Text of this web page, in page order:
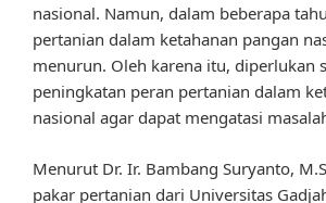
nasional. Namun, dalam beberapa
pertanian dalam ketahanan pangan
menurun. Oleh karena itu, diperlukan
peningkatan peran pertanian dalam
nasional agar dapat mengatasi
Menurut Dr. Ir. Bambang Suryanto,
pakar pertanian dari Universitas